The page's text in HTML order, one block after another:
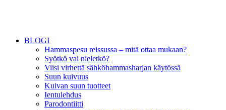
BLOGI
Hammaspesu reissussa – mitä ottaa mukaan?
Syötkö vai nieletkö?
Viisi virhettä sähköhammasharjan käytössä
Suun kuivuus
Kuivan suun tuotteet
Ientulehdus
Parodontiitti